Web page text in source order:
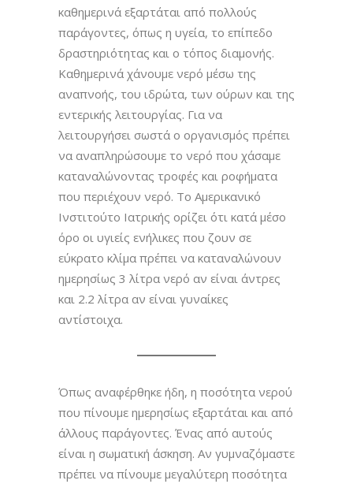
καθημερινά εξαρτάται από πολλούς
παράγοντες, όπως η υγεία, το επίπεδο
δραστηριότητας και ο τόπος διαμονής.
Καθημερινά χάνουμε νερό μέσω της
αναπνοής, του ιδρώτα, των ούρων και της
εντερικής λειτουργίας. Για να
λειτουργήσει σωστά ο οργανισμός πρέπει
να αναπληρώσουμε το νερό που χάσαμε
καταναλώνοντας τροφές και ροφήματα
που περιέχουν νερό. Το Αμερικανικό
Ινστιτούτο Ιατρικής ορίζει ότι κατά μέσο
όρο οι υγιείς ενήλικες που ζουν σε
εύκρατο κλίμα πρέπει να καταναλώνουν
ημερησίως 3 λίτρα νερό αν είναι άντρες
και 2.2 λίτρα αν είναι γυναίκες
αντίστοιχα.
Όπως αναφέρθηκε ήδη, η ποσότητα νερού
που πίνουμε ημερησίως εξαρτάται και από
άλλους παράγοντες. Ένας από αυτούς
είναι η σωματική άσκηση. Αν γυμναζόμαστε
πρέπει να πίνουμε μεγαλύτερη ποσότητα